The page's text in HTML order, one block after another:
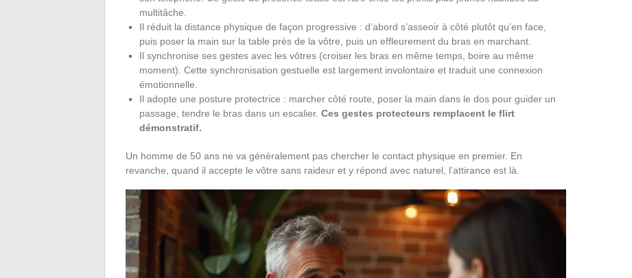
multitâche.
Il réduit la distance physique de façon progressive : d’abord s’asseoir à côté plutôt qu’en face,
puis poser la main sur la table près de la vôtre, puis un effleurement du bras en marchant.
Il synchronise ses gestes avec les vôtres (croiser les bras en même temps, boire au même
moment). Cette synchronisation gestuelle est largement involontaire et traduit une connexion
émotionnelle.
Il adopte une posture protectrice : marcher côté route, poser la main dans le dos pour guider un
passage, tendre le bras dans un escalier. Ces gestes protecteurs remplacent le flirt
démonstratif.
Un homme de 50 ans ne va généralement pas chercher le contact physique en premier. En
revanche, quand il accepte le vôtre sans raideur et y répond avec naturel, l’attirance est là.